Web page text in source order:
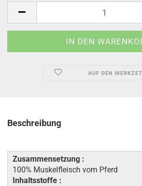
AUF DEN
Beschreibung
Zusammensetzung :
100% Muskelfleisch vom Pferd
Inhaltsstoffe :